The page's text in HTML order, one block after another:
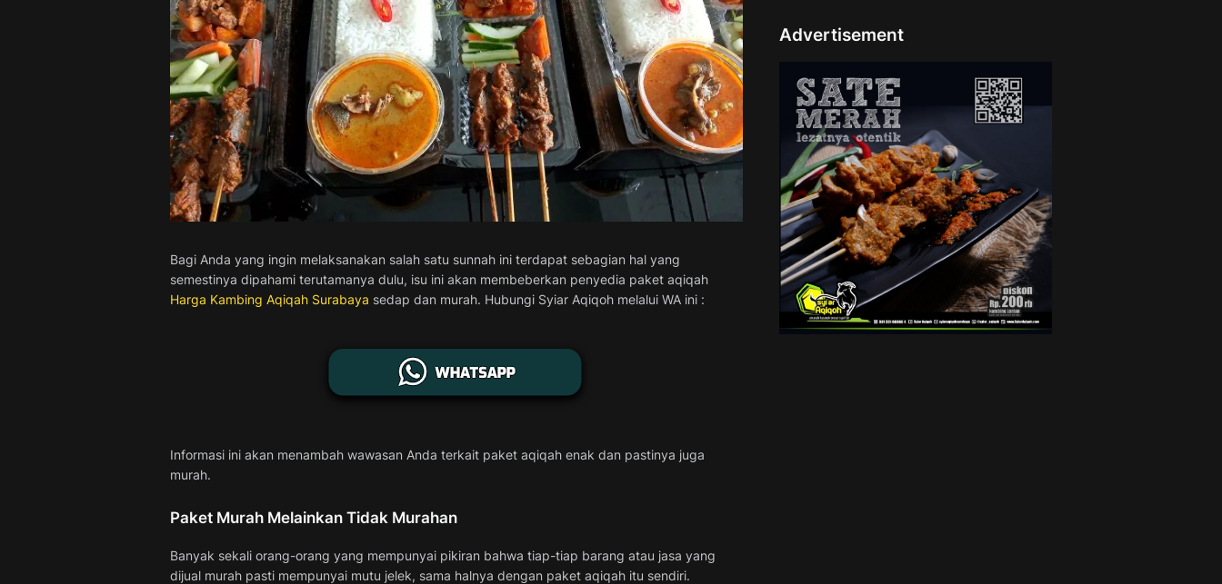
Bagi Anda yang ingin melaksanakan salah satu sunnah ini terdapat sebagian hal yang
semestinya dipahami terutamanya dulu, isu ini akan membeberkan penyedia paket aqiqah
Harga Kambing Aqiqah Surabaya sedap dan murah. Hubungi Syiar Aqiqoh melalui WA ini :
Informasi ini akan menambah wawasan Anda terkait paket aqiqah enak dan pastinya juga
murah.
Paket Murah Melainkan Tidak Murahan
Banyak sekali orang-orang yang mempunyai pikiran bahwa tiap-tiap barang atau jasa yang
dijual murah pasti mempunyai mutu jelek, sama halnya dengan paket aqiqah itu sendiri.
Advertisement